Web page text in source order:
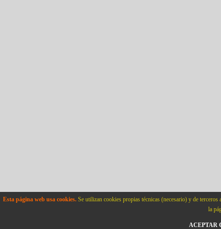
Esta página web usa cookies. Se utilizan cookies propias técnicas (necesario) y de
la
ACEPTAR